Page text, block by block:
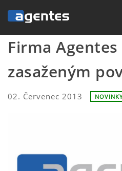
Firma
zasaženým
02. Červenec 2013